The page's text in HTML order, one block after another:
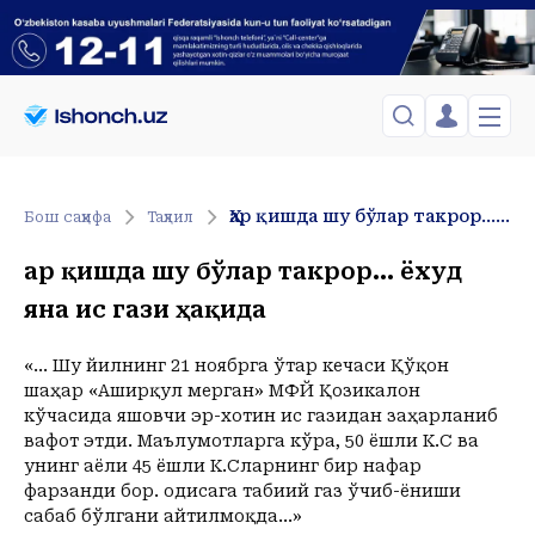
Жамият
Иқтисод
ХОРИЖ
Сиёсат
ЎЗГАЧА РАКУРС
МЕҲНАТ ҲУҚУҚИ
ҲОДИСА
ИНТЕРВЬЮ
Telefon raqamingizni kiritng
Менинг саҳифам
СақланганларToshkent Shahar
+22 C
Hozir
+22C
05:00
+21C
06:00
+21C
07:00
+23C
08:00
+27C
09:00
+31C
10:00
+33C
11:00
+35 C
12:00
+37
Бош саҳифа Таҳлил Ҳар қишда шу бўлар такрор… ёхуд яна ис гази ҳақида
Ҳар қишда шу бўлар такрор… ёхуд
яна ис гази ҳақида
«… Шу йилнинг 21 ноябрга ўтар кечаси Қўқон
шаҳар «Аширқул мерган» МФЙ Қозикалон
кўчасида яшовчи эр-хотин ис газидан заҳарланиб
вафот этди. Маълумотларга кўра, 50 ёшли К.С ва
унинг аёли 45 ёшли К.Сларнинг бир нафар
фарзанди бор. Ҳодисага табиий газ ўчиб-ёниши
сабаб бўлгани айтилмоқда…»